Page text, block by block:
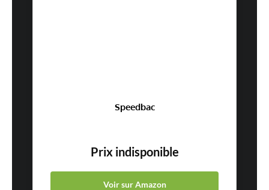
Speedbac
Prix indisponible
Voir sur Amazon